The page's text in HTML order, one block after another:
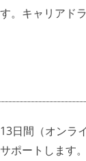
。キャリアド
日間（オンラ
ポートします